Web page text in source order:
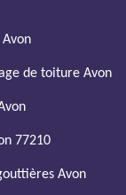
de toiture Avon
77210
Avon